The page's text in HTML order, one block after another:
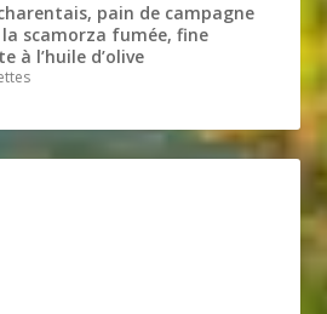
pain de campagne
scamorza fumée, fine
à l’huile d’olive